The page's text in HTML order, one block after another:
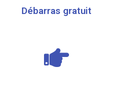
Débarras gratuit